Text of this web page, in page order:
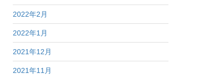
2022年2月
2022年1月
2021年12月
2021年11月